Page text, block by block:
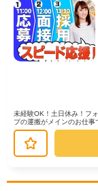
未経験OK！土日休み！フ
プの運搬がメインのお仕
ップの受け入れ作業→溶解